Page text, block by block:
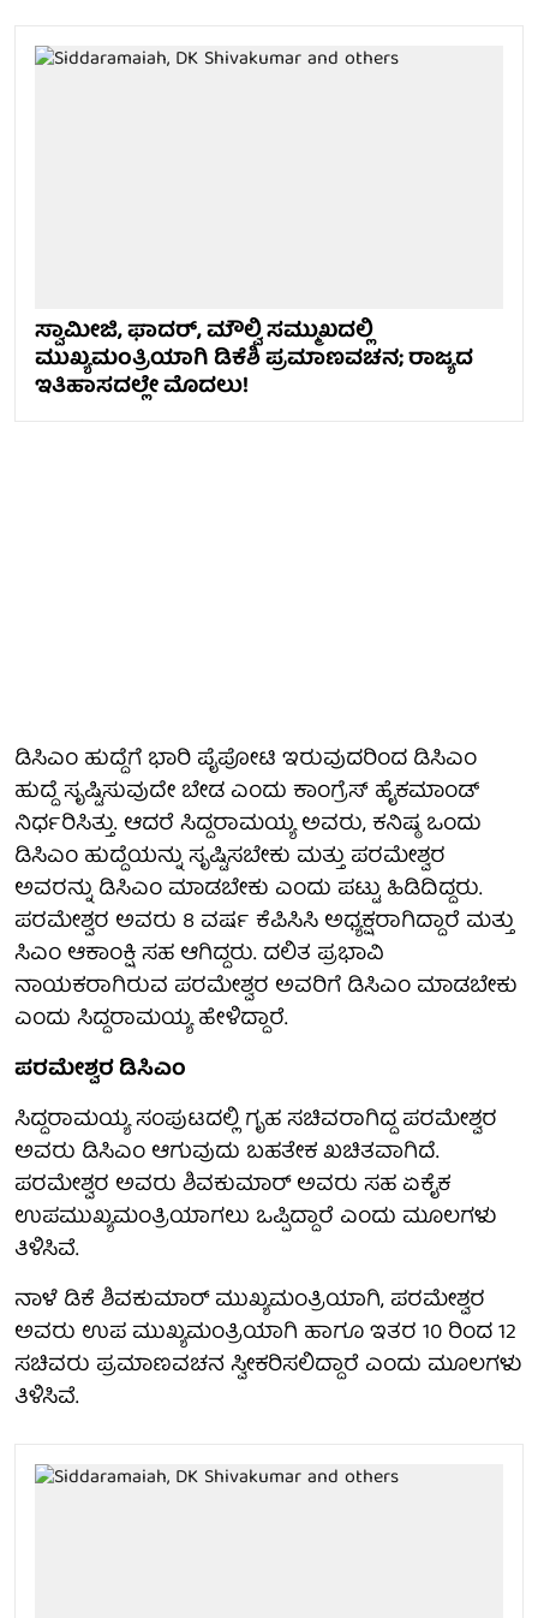
ಸ್ವಾಮೀಜಿ, ಫಾದರ್, ಮೌಲ್ವಿ ಸಮ್ಮುಖದಲ್ಲಿ
ಮುಖ್ಯಮಂತ್ರಿಯಾಗಿ ಡಿಕೆಶಿ ಪ್ರಮಾಣವಚನ; ರಾಜ್ಯದ
ಇತಿಹಾಸದಲ್ಲೇ ಮೊದಲು!
ಡಿಸಿಎಂ ಹುದ್ದೆಗೆ ಭಾರಿ ಪೈಪೋಟಿ ಇರುವುದರಿಂದ ಡಿಸಿಎಂ
ಹುದ್ದೆ ಸೃಷ್ಟಿಸುವುದೇ ಬೇಡ ಎಂದು ಕಾಂಗ್ರೆಸ್ ಹೈಕಮಾಂಡ್
ನಿರ್ಧರಿಸಿತ್ತು. ಆದರೆ ಸಿದ್ದರಾಮಯ್ಯ ಅವರು, ಕನಿಷ್ಠ ಒಂದು
ಡಿಸಿಎಂ ಹುದ್ದೆಯನ್ನು ಸೃಷ್ಟಿಸಬೇಕು ಮತ್ತು ಪರಮೇಶ್ವರ
ಅವರನ್ನು ಡಿಸಿಎಂ ಮಾಡಬೇಕು ಎಂದು ಪಟ್ಟು ಹಿಡಿದಿದ್ದರು.
ಪರಮೇಶ್ವರ ಅವರು 8 ವರ್ಷ ಕೆಪಿಸಿಸಿ ಅಧ್ಯಕ್ಷರಾಗಿದ್ದಾರೆ ಮತ್ತು
ಸಿಎಂ ಆಕಾಂಕ್ಷಿ ಸಹ ಆಗಿದ್ದರು. ದಲಿತ ಪ್ರಭಾವಿ
ನಾಯಕರಾಗಿರುವ ಪರಮೇಶ್ವರ ಅವರಿಗೆ ಡಿಸಿಎಂ ಮಾಡಬೇಕು
ಎಂದು ಸಿದ್ದರಾಮಯ್ಯ ಹೇಳಿದ್ದಾರೆ.
ಪರಮೇಶ್ವರ ಡಿಸಿಎಂ
ಸಿದ್ದರಾಮಯ್ಯ ಸಂಪುಟದಲ್ಲಿ ಗೃಹ ಸಚಿವರಾಗಿದ್ದ ಪರಮೇಶ್ವರ
ಅವರು ಡಿಸಿಎಂ ಆಗುವುದು ಬಹತೇಕ ಖಚಿತವಾಗಿದೆ.
ಪರಮೇಶ್ವರ ಅವರು ಶಿವಕುಮಾರ್ ಅವರು ಸಹ ಏಕೈಕ
ಉಪಮುಖ್ಯಮಂತ್ರಿಯಾಗಲು ಒಪ್ಪಿದ್ದಾರೆ ಎಂದು ಮೂಲಗಳು
ತಿಳಿಸಿವೆ.
ನಾಳೆ ಡಿಕೆ ಶಿವಕುಮಾರ್ ಮುಖ್ಯಮಂತ್ರಿಯಾಗಿ, ಪರಮೇಶ್ವರ
ಅವರು ಉಪ ಮುಖ್ಯಮಂತ್ರಿಯಾಗಿ ಹಾಗೂ ಇತರ 10 ರಿಂದ 12
ಸಚಿವರು ಪ್ರಮಾಣವಚನ ಸ್ವೀಕರಿಸಲಿದ್ದಾರೆ ಎಂದು ಮೂಲಗಳು
ತಿಳಿಸಿವೆ.